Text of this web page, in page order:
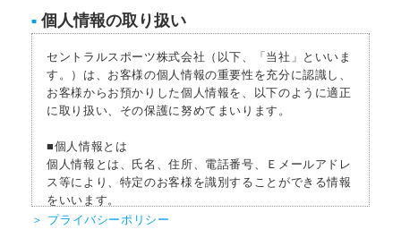
■ 個人情報の取り扱い
セントラルスポーツ株式会社（以下、「当社」といいま
す。）は、お客様の個人情報の重要性を充分に認識し、
お客様からお預かりした個人情報を、以下のように適正
に取り扱い、その保護に努めてまいります。
■個人情報とは
個人情報とは、氏名、住所、電話番号、Ｅメールアドレ
ス等により、特定のお客様を識別することができる情報
をいいます。
＞ プライバシーポリシー